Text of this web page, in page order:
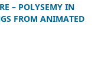
– POLYSEMY IN
FROM ANIMATED